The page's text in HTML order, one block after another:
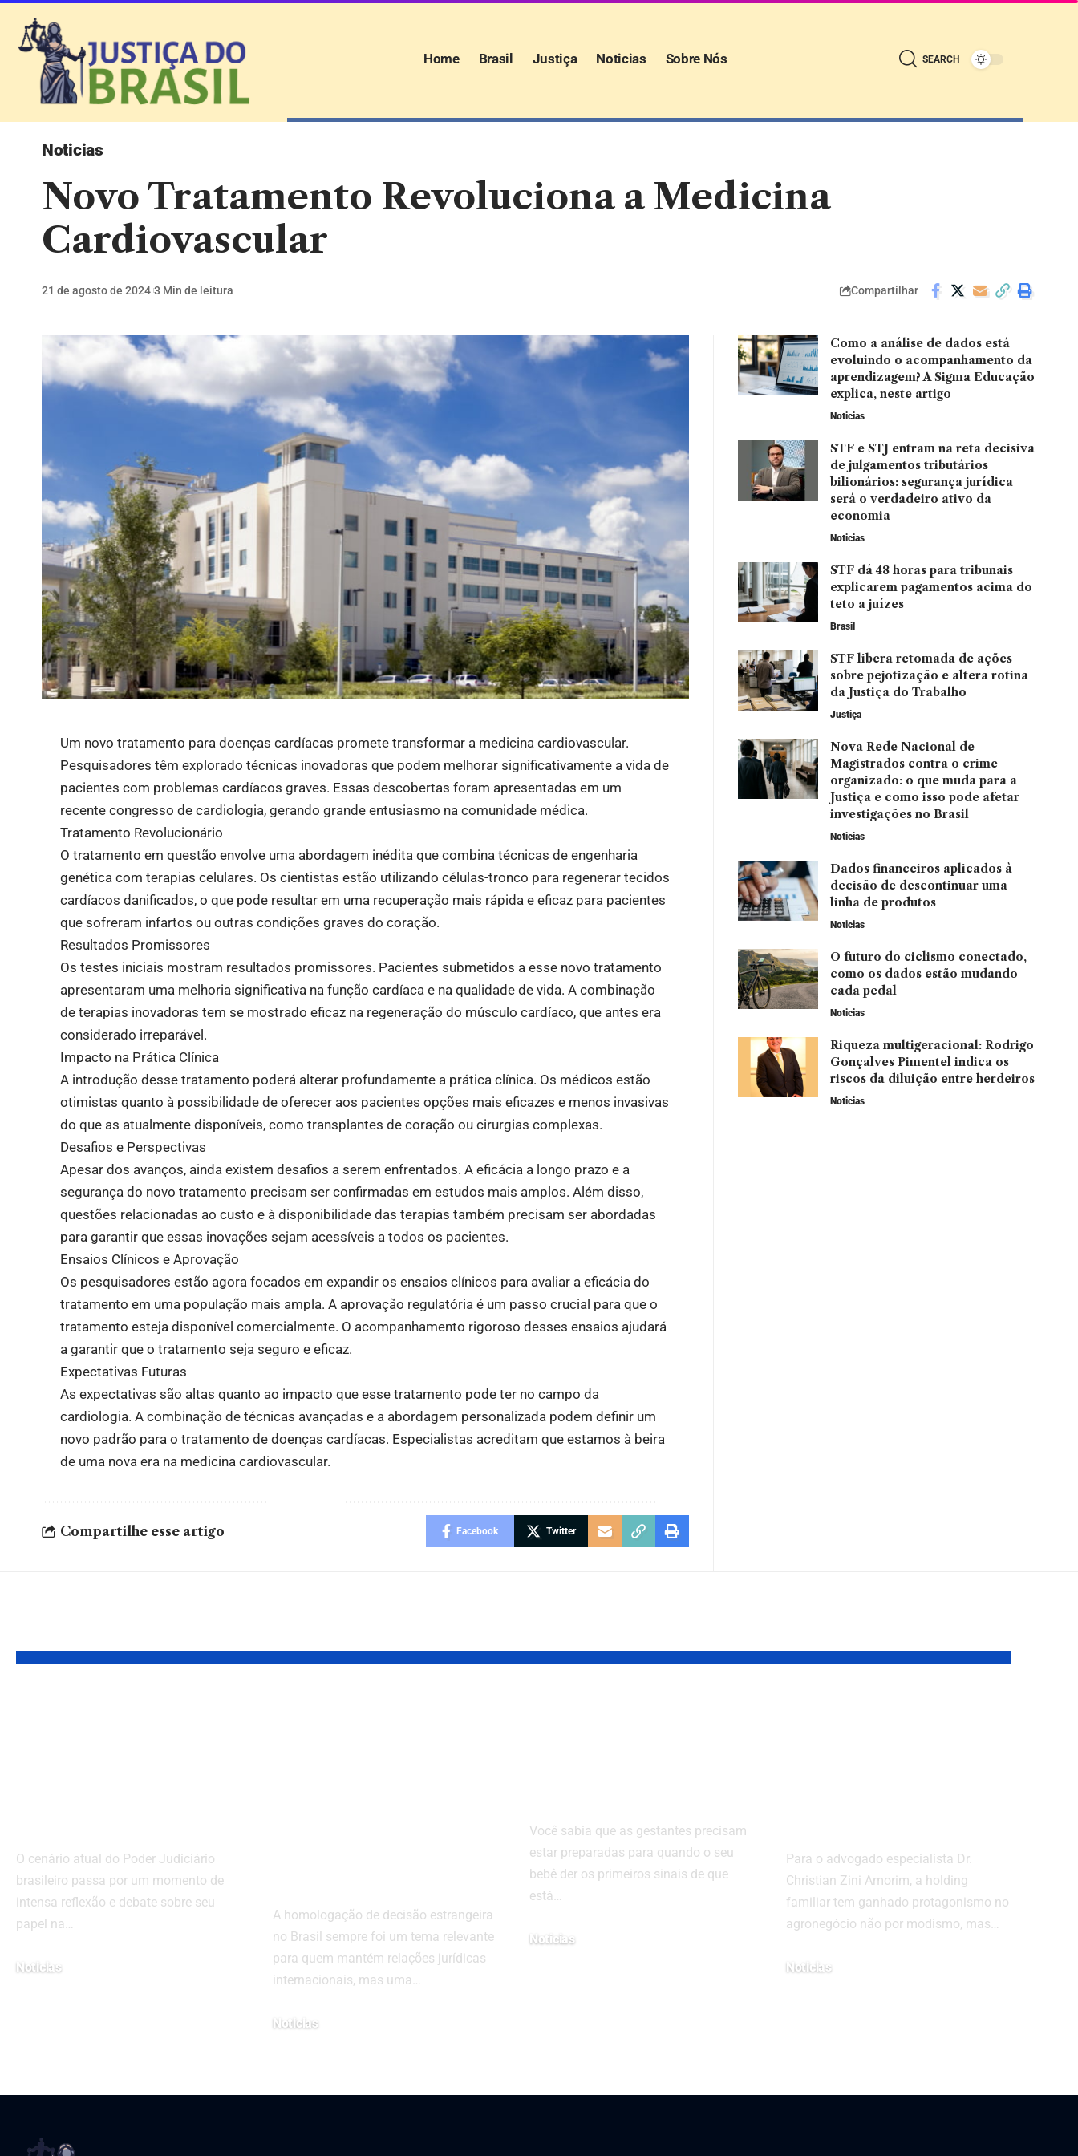
Home Brasil Justiça Noticias Sobre Nós SEARCH
Noticias
Novo Tratamento Revoluciona a Medicina
Cardiovascular
21 de agosto de 2024 3 Min de leitura Compartilhar
Um novo tratamento para doenças cardíacas promete transformar a medicina cardiovascular.
Pesquisadores têm explorado técnicas inovadoras que podem melhorar significativamente a vida de
pacientes com problemas cardíacos graves. Essas descobertas foram apresentadas em um
recente congresso de cardiologia, gerando grande entusiasmo na comunidade médica.
Tratamento Revolucionário
O tratamento em questão envolve uma abordagem inédita que combina técnicas de engenharia
genética com terapias celulares. Os cientistas estão utilizando células-tronco para regenerar tecidos
cardíacos danificados, o que pode resultar em uma recuperação mais rápida e eficaz para pacientes
que sofreram infartos ou outras condições graves do coração.
Resultados Promissores
Os testes iniciais mostram resultados promissores. Pacientes submetidos a esse novo tratamento
apresentaram uma melhoria significativa na função cardíaca e na qualidade de vida. A combinação
de terapias inovadoras tem se mostrado eficaz na regeneração do músculo cardíaco, que antes era
considerado irreparável.
Impacto na Prática Clínica
A introdução desse tratamento poderá alterar profundamente a prática clínica. Os médicos estão
otimistas quanto à possibilidade de oferecer aos pacientes opções mais eficazes e menos invasivas
do que as atualmente disponíveis, como transplantes de coração ou cirurgias complexas.
Desafios e Perspectivas
Apesar dos avanços, ainda existem desafios a serem enfrentados. A eficácia a longo prazo e a
segurança do novo tratamento precisam ser confirmadas em estudos mais amplos. Além disso,
questões relacionadas ao custo e à disponibilidade das terapias também precisam ser abordadas
para garantir que essas inovações sejam acessíveis a todos os pacientes.
Ensaios Clínicos e Aprovação
Os pesquisadores estão agora focados em expandir os ensaios clínicos para avaliar a eficácia do
tratamento em uma população mais ampla. A aprovação regulatória é um passo crucial para que o
tratamento esteja disponível comercialmente. O acompanhamento rigoroso desses ensaios ajudará
a garantir que o tratamento seja seguro e eficaz.
Expectativas Futuras
As expectativas são altas quanto ao impacto que esse tratamento pode ter no campo da
cardiologia. A combinação de técnicas avançadas e a abordagem personalizada podem definir um
novo padrão para o tratamento de doenças cardíacas. Especialistas acreditam que estamos à beira
de uma nova era na medicina cardiovascular.
Compartilhe esse artigo Facebook Twitter
Como a análise de dados está
evoluindo o acompanhamento da
aprendizagem? A Sigma Educação
explica, neste artigo
Noticias
STF e STJ entram na reta decisiva
de julgamentos tributários
bilionários: segurança jurídica
será o verdadeiro ativo da
economia
Noticias
STF dá 48 horas para tribunais
explicarem pagamentos acima do
teto a juízes
Brasil
STF libera retomada de ações
sobre pejotização e altera rotina
da Justiça do Trabalho
Justiça
Nova Rede Nacional de
Magistrados contra o crime
organizado: o que muda para a
Justiça e como isso pode afetar
investigações no Brasil
Noticias
Dados financeiros aplicados à
decisão de descontinuar uma
linha de produtos
Noticias
O futuro do ciclismo conectado,
como os dados estão mudando
cada pedal
Noticias
Riqueza multigeracional: Rodrigo
Gonçalves Pimentel indica os
riscos da diluição entre herdeiros
Noticias
O cenário atual do Poder Judiciário
brasileiro passa por um momento de
intensa reflexão e debate sobre seu
papel na…
Noticias
A homologação de decisão estrangeira
no Brasil sempre foi um tema relevante
para quem mantém relações jurídicas
internacionais, mas uma…
Noticias
Você sabia que as gestantes precisam
estar preparadas para quando o seu
bebê der os primeiros sinais de que
está…
Noticias
Para o advogado especialista Dr.
Christian Zini Amorim, a holding
familiar tem ganhado protagonismo no
agronegócio não por modismo, mas…
Noticias